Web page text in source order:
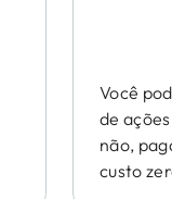
Você
de
não,
custo